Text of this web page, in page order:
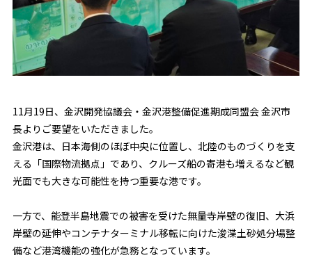
11月19日、金沢開発協議会・金沢港整備促進期成同盟会 金沢市
長よりご要望をいただきました。
金沢港は、日本海側のほぼ中央に位置し、北陸のものづくりを支
える「国際物流拠点」であり、クルーズ船の寄港も増えるなど観
光面でも大きな可能性を持つ重要な港です。
一方で、能登半島地震での被害を受けた無量寺岸壁の復旧、大浜
岸壁の延伸やコンテナターミナル移転に向けた浚渫土砂処分場整
備など港湾機能の強化が急務となっています。